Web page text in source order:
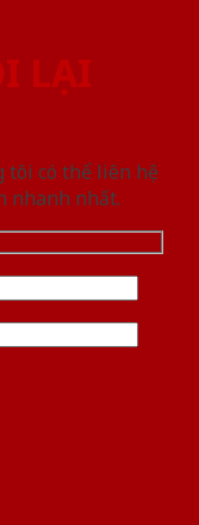
LẠI
tôi có thể liên hệ
nhanh nhất.